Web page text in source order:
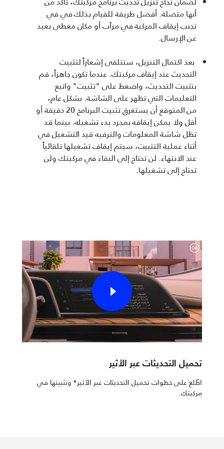
أنها متصلة. أفضل طريقة للقيام بذلك في في
تجنب إيقاف المركبة في مرآب أو مكان مغطى بعيد
عن الإرسال.
بعد اكتمال التنزيل، ستتلقى إشعاراً لتثبيت
التحديث عند إيقاف مركبتك. عندما تكون جاهزاً، قم
بتثبيت التحديث، واضغط على "تثبيت" واتبع
التعليمات التي تظهر على الشاشة. بشكل عام،
من المتوقع أن يستغرق تثبيت البرنامج 20 دقيقة أو
أقل ولا يمكن إيقافه بمجرد بدء تشغيله. بينما قد
تظل شاشة المعلومات والترفيه قيد التشغيل في
أثناء عملية التثبيت، سيتم إيقاف تشغيلها تلقائياً
عند الانتهاء. لن تحتاج إلى البقاء في مركبتك ولن
تحتاج إلى تشغيلها.
تحميل التحديثات عبر الأثير
اطّلع على خطوات تحميل التحديثات عبر الأثير* وتثبيتها في
مركبتك.